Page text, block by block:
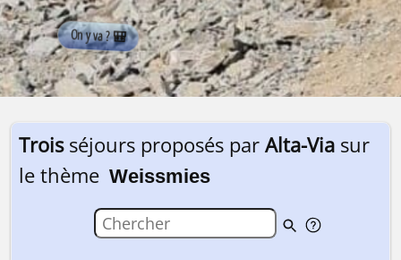
Troisséjours proposés par Alta-Via sur
le thème Weissmies